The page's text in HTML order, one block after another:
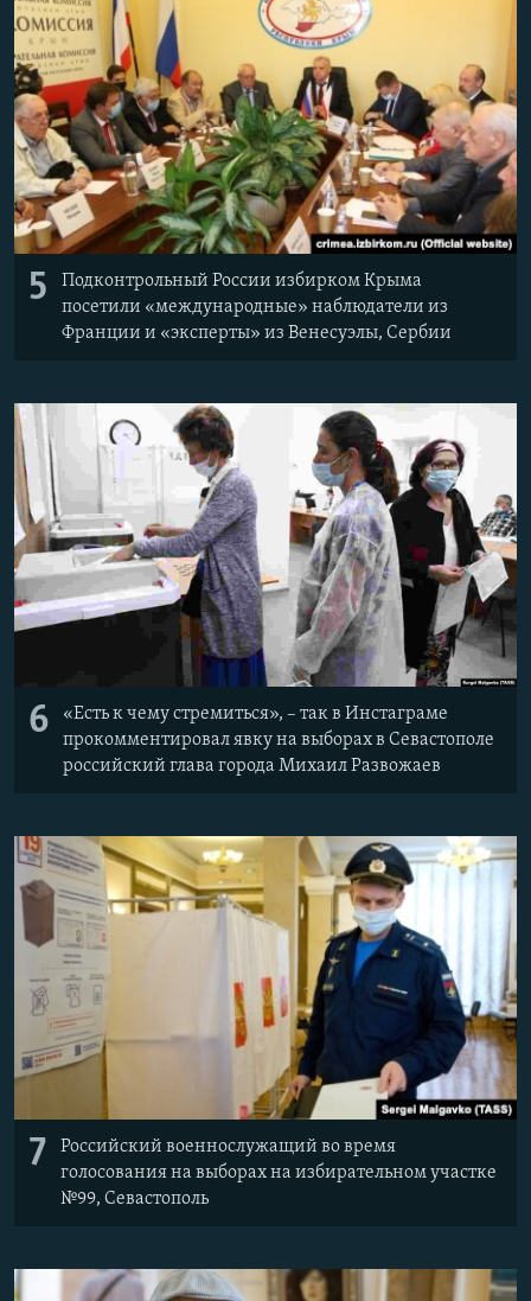
5
Подконтрольный России избирком Крыма
посетили «международные» наблюдатели из
Франции и «эксперты» из Венесуэлы, Сербии
6
«Есть к чему стремиться», – так в Инстаграме
прокомментировал явку на выборах в Севастополе
российский глава города Михаил Развожаев
7
Российский военнослужащий во время
голосования на выборах на избирательном участке
№99, Севастополь